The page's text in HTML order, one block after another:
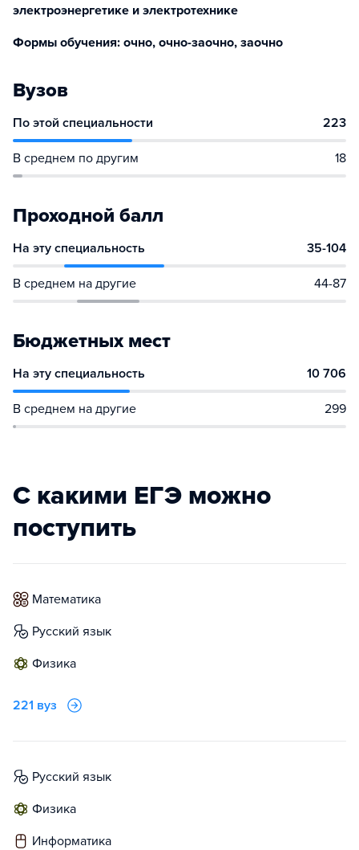
электроэнергетике и электротехнике
Формы обучения: очно, очно-заочно, заочно
Вузов
По этой специальности 223
В среднем по другим 18
Проходной балл
На эту специальность 35-104
В среднем на другие 44-87
Бюджетных мест
На эту специальность 10 706
В среднем на другие 299
С какими ЕГЭ можно
поступить
математика
русский язык
физика
221 вуз
русский язык
физика
информатика